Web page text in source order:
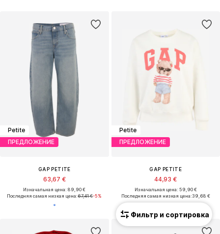
Petite
ПРЕДЛОЖЕНИЕ
GAP PETITE
63,67 €
Изначальная цена: 89,90 €
Последняя самая низкая цена:67,41 €-5%
Petite
ПРЕДЛОЖЕНИЕ
GAP PETITE
44,93 €
Изначальная цена: 59,90 €
Последняя самая низкая цена:39,68 €
Фильтр и сортировка